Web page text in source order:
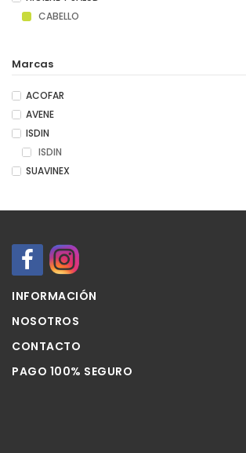
CABELLO
Marcas
ACOFAR
AVENE
ISDIN
ISDIN
SUAVINEX
INFORMACIÓN
NOSOTROS
CONTACTO
PAGO 100% SEGURO